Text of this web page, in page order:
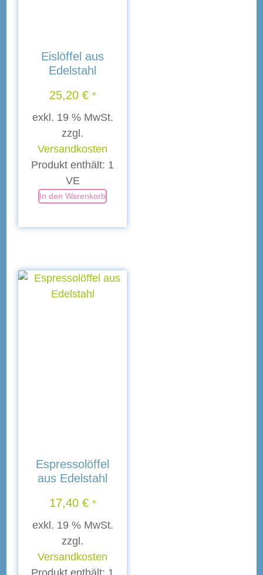
Eislöffel aus
Edelstahl
25,20€ *
exkl. 19 % MwSt.
zzgl.
Versandkosten
Produkt enthält: 1
VE
In den Warenkorb
Espressolöffel
aus Edelstahl
17,40€ *
exkl. 19 % MwSt.
zzgl.
Versandkosten